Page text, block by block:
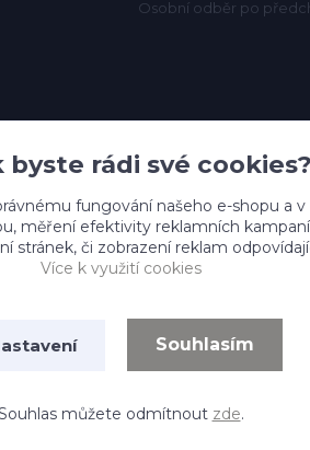
Osobní odběr po
byste rádi své cookies?
fungování našeho e-shopu a v
měření efektivity reklamních
stránek, či zobrazení reklam
Více k využití cookies
Souhlasím
můžete odmítnout zde.